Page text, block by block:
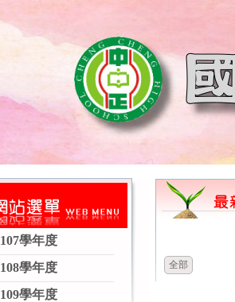
107學年度
108學年度
109學年度
全部